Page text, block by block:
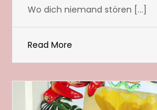
Wo dich niemand stören […]
Read More